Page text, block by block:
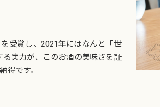
受賞し、2021年にはなんと「世
実力が、このお酒の美味さを証
得です。